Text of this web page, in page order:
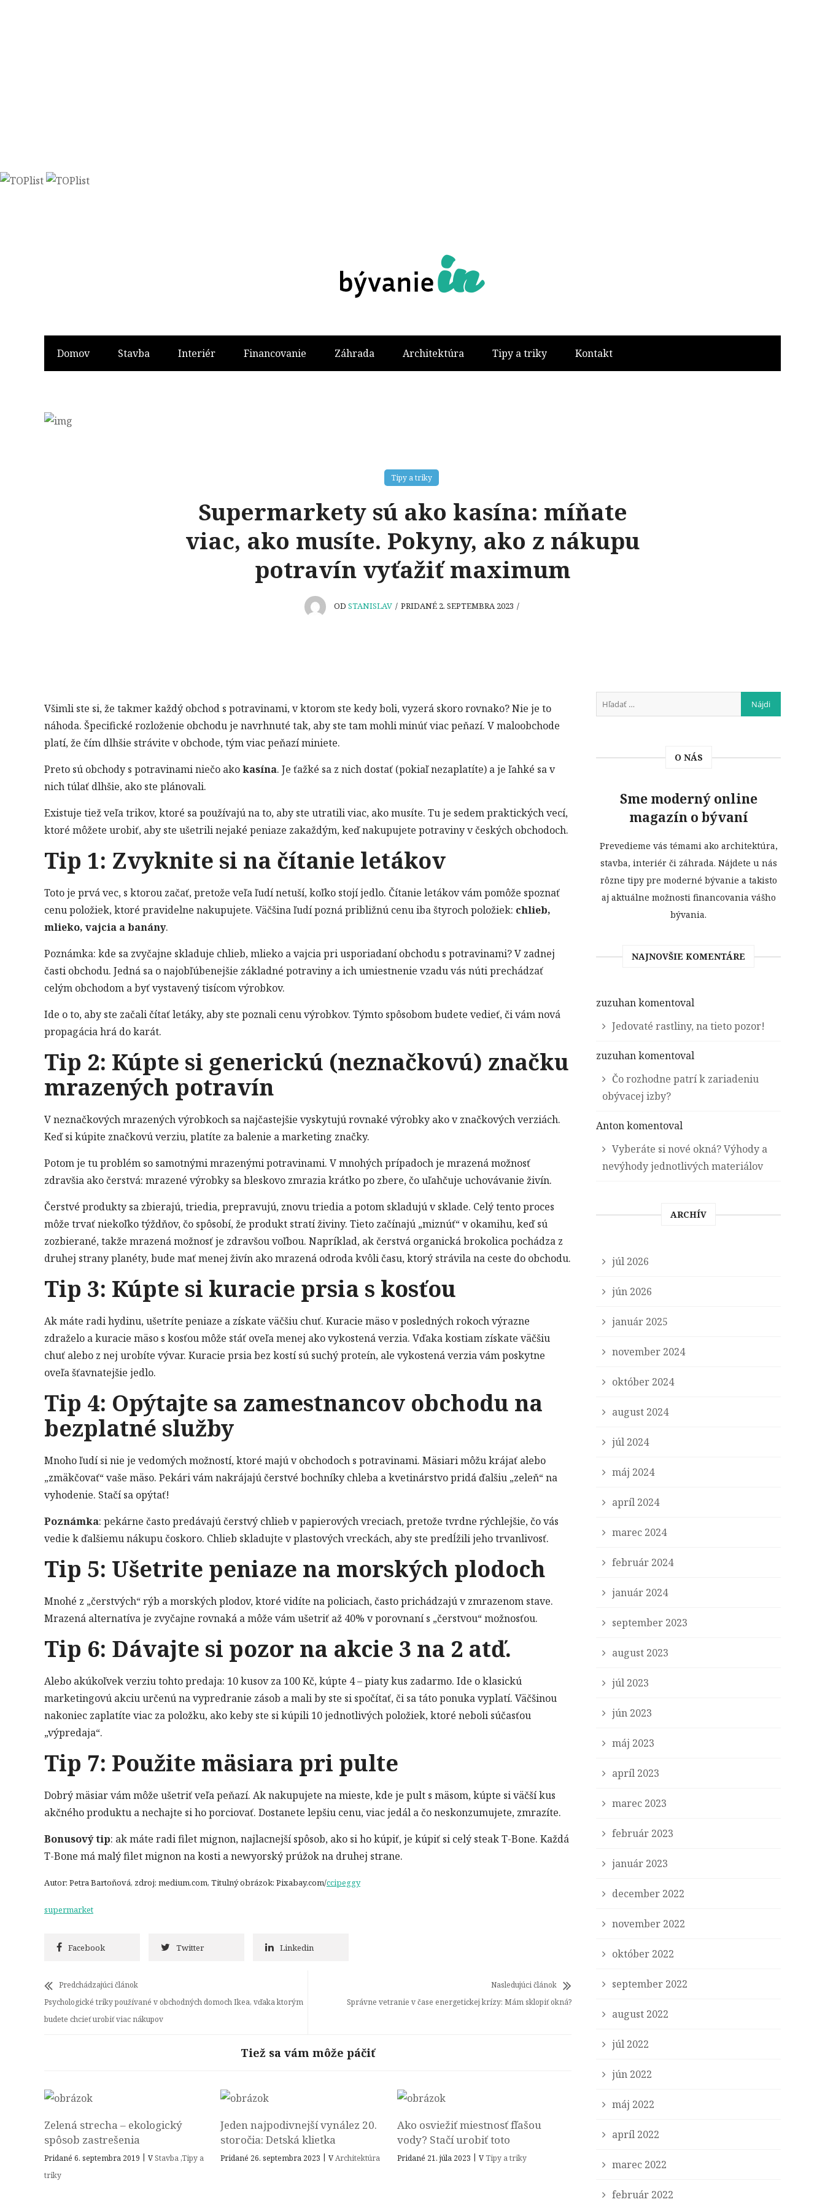
Domov Stavba Interiér Financovanie Záhrada Architektúra Tipy a triky Kontakt
Tipy a triky
Supermarkety sú ako kasína: míňate
viac, ako musíte. Pokyny, ako z nákupu
potravín vyťažiť maximum
OD STANISLAV / PRIDANÉ 2. SEPTEMBRA 2023 /
Všimli ste si, že takmer každý obchod s potravinami, v ktorom ste kedy boli, vyzerá skoro rovnako? Nie je to
náhoda. Špecifické rozloženie obchodu je navrhnuté tak, aby ste tam mohli minúť viac peňazí. V maloobchode
platí, že čím dlhšie strávite v obchode, tým viac peňazí miniete.
Preto sú obchody s potravinami niečo akokasína. Je ťažké sa z nich dostať (pokiaľ nezaplatíte) a je ľahké sa v
nich túlať dlhšie, ako ste plánovali.
Existuje tiež veľa trikov, ktoré sa používajú na to, aby ste utratili viac, ako musíte. Tu je sedem praktických vecí,
ktoré môžete urobiť, aby ste ušetrili nejaké peniaze zakaždým, keď nakupujete potraviny v českých obchodoch.
Tip 1: Zvyknite si na čítanie letákov
Toto je prvá vec, s ktorou začať, pretože veľa ľudí netuší, koľko stojí jedlo. Čítanie letákov vám pomôže spoznať
cenu položiek, ktoré pravidelne nakupujete. Väčšina ľudí pozná približnú cenu iba štyroch položiek: chlieb,
mlieko, vajcia a banány.
Poznámka: kde sa zvyčajne skladuje chlieb, mlieko a vajcia pri usporiadaní obchodu s potravinami? V zadnej
časti obchodu. Jedná sa o najobľúbenejšie základné potraviny a ich umiestnenie vzadu vás núti prechádzať
celým obchodom a byť vystavený tisícom výrobkov.
Ide o to, aby ste začali čítať letáky, aby ste poznali cenu výrobkov. Týmto spôsobom budete vedieť, či vám nová
propagácia hrá do karát.
Tip 2: Kúpte si generickú (neznačkovú) značku
mrazených potravín
V neznačkových mrazených výrobkoch sa najčastejšie vyskytujú rovnaké výrobky ako v značkových verziách.
Keď si kúpite značkovú verziu, platíte za balenie a marketing značky.
Potom je tu problém so samotnými mrazenými potravinami. V mnohých prípadoch je mrazená možnosť
zdravšia ako čerstvá: mrazené výrobky sa bleskovo zmrazia krátko po zbere, čo uľahčuje uchovávanie živín.
Čerstvé produkty sa zbierajú, triedia, prepravujú, znovu triedia a potom skladujú v sklade. Celý tento proces
môže trvať niekoľko týždňov, čo spôsobí, že produkt stratí živiny. Tieto začínajú „miznúť“ v okamihu, keď sú
zozbierané, takže mrazená možnosť je zdravšou voľbou. Napríklad, ak čerstvá organická brokolica pochádza z
druhej strany planéty, bude mať menej živín ako mrazená odroda kvôli času, ktorý strávila na ceste do obchodu.
Tip 3: Kúpte si kuracie prsia s kosťou
Ak máte radi hydinu, ušetríte peniaze a získate väčšiu chuť. Kuracie mäso v posledných rokoch výrazne
zdraželo a kuracie mäso s kosťou môže stáť oveľa menej ako vykostená verzia. Vďaka kostiam získate väčšiu
chuť alebo z nej urobíte vývar. Kuracie prsia bez kostí sú suchý proteín, ale vykostená verzia vám poskytne
oveľa šťavnatejšie jedlo.
Tip 4: Opýtajte sa zamestnancov obchodu na
bezplatné služby
Mnoho ľudí si nie je vedomých možností, ktoré majú v obchodoch s potravinami. Mäsiari môžu krájať alebo
„zmäkčovať“ vaše mäso. Pekári vám nakrájajú čerstvé bochníky chleba a kvetinárstvo pridá ďalšiu „zeleň“ na
vyhodenie. Stačí sa opýtať!
Poznámka: pekárne často predávajú čerstvý chlieb v papierových vreciach, pretože tvrdne rýchlejšie, čo vás
vedie k ďalšiemu nákupu čoskoro. Chlieb skladujte v plastových vreckách, aby ste predĺžili jeho trvanlivosť.
Tip 5: Ušetrite peniaze na morských plodoch
Mnohé z „čerstvých“ rýb a morských plodov, ktoré vidíte na policiach, často prichádzajú v zmrazenom stave.
Mrazená alternatíva je zvyčajne rovnaká a môže vám ušetriť až 40% v porovnaní s „čerstvou“ možnosťou.
Tip 6: Dávajte si pozor na akcie 3 na 2 atď.
Alebo akúkoľvek verziu tohto predaja: 10 kusov za 100 Kč, kúpte 4 – piaty kus zadarmo. Ide o klasickú
marketingovú akciu určenú na vypredranie zásob a mali by ste si spočítať, či sa táto ponuka vyplatí. Väčšinou
nakoniec zaplatíte viac za položku, ako keby ste si kúpili 10 jednotlivých položiek, ktoré neboli súčasťou
„výpredaja“.
Tip 7: Použite mäsiara pri pulte
Dobrý mäsiar vám môže ušetriť veľa peňazí. Ak nakupujete na mieste, kde je pult s mäsom, kúpte si väčší kus
akčného produktu a nechajte si ho porciovať. Dostanete lepšiu cenu, viac jedál a čo neskonzumujete, zmrazíte.
Bonusový tip: ak máte radi filet mignon, najlacnejší spôsob, ako si ho kúpiť, je kúpiť si celý steak T-Bone. Každá
T-Bone má malý filet mignon na kosti a newyorský prúžok na druhej strane.
Autor: Petra Bartoňová, zdroj: medium.com, Titulný obrázok: Pixabay.com/ccipeggy
supermarket
Facebook Twitter Linkedin
Predchádzajúci článok
Psychologické triky používané v obchodných domoch Ikea, vďaka ktorým
budete chcieť urobiť viac nákupov
Nasledujúci článok
Správne vetranie v čase energetickej krízy: Mám sklopiť okná?
Tiež sa vám môže páčiť
Zelená strecha – ekologický
spôsob zastrešenia
Pridané 6. septembra 2019 | VStavba ,Tipy a
triky
Jeden najpodivnejší vynález 20.
storočia: Detská klietka
Pridané 26. septembra 2023 | VArchitektúra
Ako osviežiť miestnosť fľašou
vody? Stačí urobiť toto
Pridané 21. júla 2023 | VTipy a triky
O NÁS
Sme moderný online
magazín o bývaní
Prevedieme vás témami ako architektúra,
stavba, interiér či záhrada. Nájdete u nás
rôzne tipy pre moderné bývanie a takisto
aj aktuálne možnosti financovania vášho
bývania.
NAJNOVŠIE KOMENTÁRE
zuzuhankomentoval
Jedovaté rastliny, na tieto pozor!
zuzuhankomentoval
Čo rozhodne patrí k zariadeniu
obývacej izby?
Antonkomentoval
Vyberáte si nové okná? Výhody a
nevýhody jednotlivých materiálov
ARCHÍV
júl 2026
jún 2026
január 2025
november 2024
október 2024
august 2024
júl 2024
máj 2024
apríl 2024
marec 2024
február 2024
január 2024
september 2023
august 2023
júl 2023
jún 2023
máj 2023
apríl 2023
marec 2023
február 2023
január 2023
december 2022
november 2022
október 2022
september 2022
august 2022
júl 2022
jún 2022
máj 2022
apríl 2022
marec 2022
február 2022